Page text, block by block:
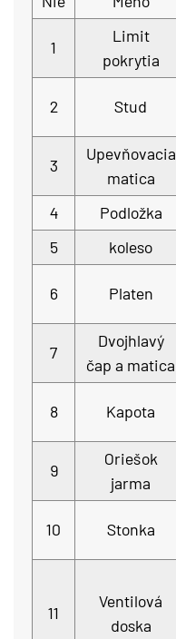
1
Limit
pokrytia
2 Stud
3
Upevňovacia
matica
4 Podložka
5
koleso
6 Platen
7
Dvojhlavý
čap a matica
8 Kapota
9
Oriešok
jarma
10 Stonka
11
Ventilová
doska